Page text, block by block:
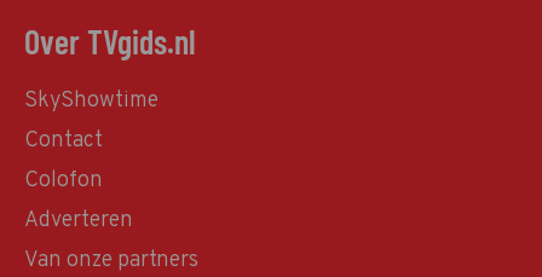
Over TVgids.nl
SkyShowtime
Contact
Colofon
Adverteren
Van onze partners